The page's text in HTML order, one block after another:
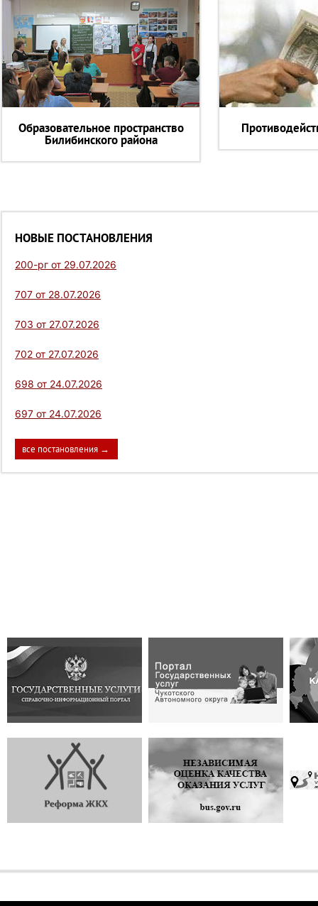
Образовательное пространство
Билибинского района
НОВЫЕ ПОСТАНОВЛЕНИЯ
200-рг от 29.07.2026
707 от 28.07.2026
703 от 27.07.2026
702 от 27.07.2026
698 от 24.07.2026
697 от 24.07.2026
все постановления →